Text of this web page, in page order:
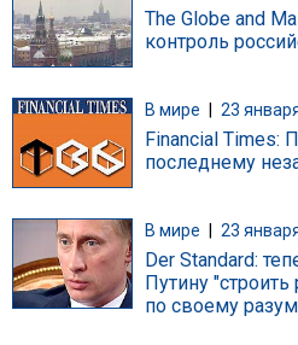
The Globe and
контроль
В мире 23
Financial Times:
последнему
В мире 23
Der Standard:
Путину
по своему